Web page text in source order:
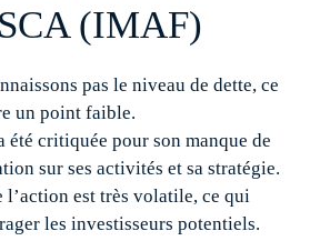
(IMAF)
pas le niveau de dette, ce
un point faible.
été critiquée pour son manque de
sur ses activités et sa stratégie.
l’action est très volatile, ce qui
les investisseurs potentiels.